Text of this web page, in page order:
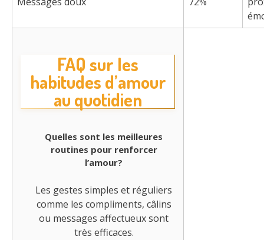
FAQ sur les
habitudes d’amour
au quotidien
Quelles sont les meilleures
routines pour renforcer
l’amour?
Les gestes simples et réguliers
comme les compliments, câlins
ou messages affectueux sont
très efficaces.